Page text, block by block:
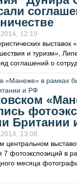
12:19
выставок
и туризм»,
соглашений о
Британии
13:08
центральном
7 фотоэкспозиций в
месяца